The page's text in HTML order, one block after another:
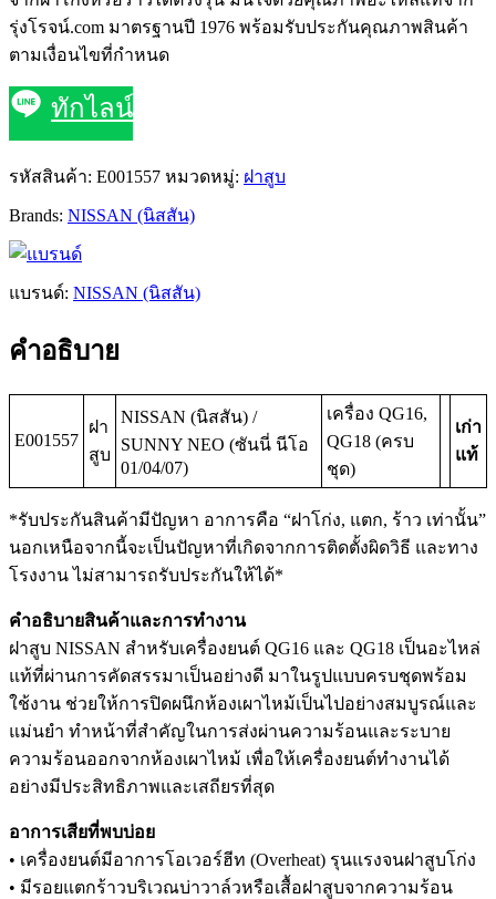
รุ่งโรจน์.com มาตรฐานปี 1976 พร้อมรับประกันคุณภาพสินค้า
ตามเงื่อนไขที่กำหนด
ทักไลน์
รหัสสินค้า: E001557 หมวดหมู่: ฝาสูบ
Brands: NISSAN (นิสสัน)
แบรนด์: NISSAN (นิสสัน)
คำอธิบาย
E001557
ฝา
สูบ
NISSAN (นิสสัน) /
SUNNY NEO (ซันนี่ นีโอ
01/04/07)
เครื่อง QG16,
QG18 (ครบ
ชุด)
เก่า
แท้
*รับประกันสินค้ามีปัญหา อาการคือ “ฝาโก่ง, แตก, ร้าว เท่านั้น”
นอกเหนือจากนี้จะเป็นปัญหาที่เกิดจากการติดตั้งผิดวิธี และทาง
โรงงาน ไม่สามารถรับประกันให้ได้*
คำอธิบายสินค้าและการทำงาน
ฝาสูบ NISSAN สำหรับเครื่องยนต์ QG16 และ QG18 เป็นอะไหล่
แท้ที่ผ่านการคัดสรรมาเป็นอย่างดี มาในรูปแบบครบชุดพร้อม
ใช้งาน ช่วยให้การปิดผนึกห้องเผาไหม้เป็นไปอย่างสมบูรณ์และ
แม่นยำ ทำหน้าที่สำคัญในการส่งผ่านความร้อนและระบาย
ความร้อนออกจากห้องเผาไหม้ เพื่อให้เครื่องยนต์ทำงานได้
อย่างมีประสิทธิภาพและเสถียรที่สุด
อาการเสียที่พบบ่อย
• เครื่องยนต์มีอาการโอเวอร์ฮีท (Overheat) รุนแรงจนฝาสูบโก่ง
• มีรอยแตกร้าวบริเวณบ่าวาล์วหรือเสื้อฝาสูบจากความร้อน